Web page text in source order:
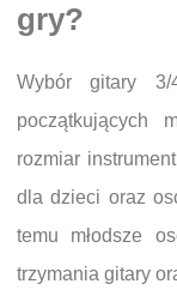
gry?
Wybór gitary
początkujących
rozmiar
dla dzieci oraz
temu młodsze
trzymania gitary